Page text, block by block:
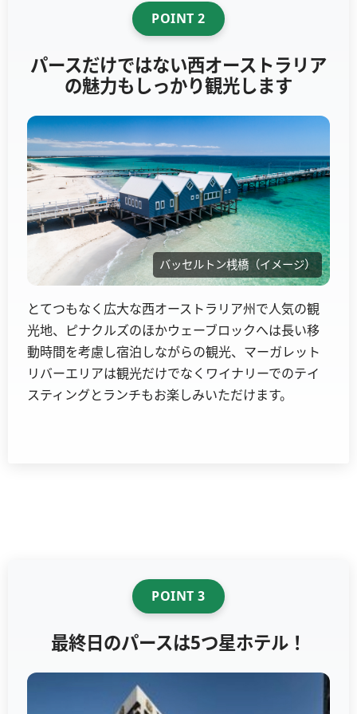
POINT 2
パースだけではない西オーストラリア
の魅力もしっかり観光します
バッセルトン桟橋（イメージ）
とてつもなく広大な西オーストラリア州で人気の観
光地、ピナクルズのほかウェーブロックへは長い移
動時間を考慮し宿泊しながらの観光、マーガレット
リバーエリアは観光だけでなくワイナリーでのテイ
スティングとランチもお楽しみいただけます。
POINT 3
最終日のパースは5つ星ホテル！